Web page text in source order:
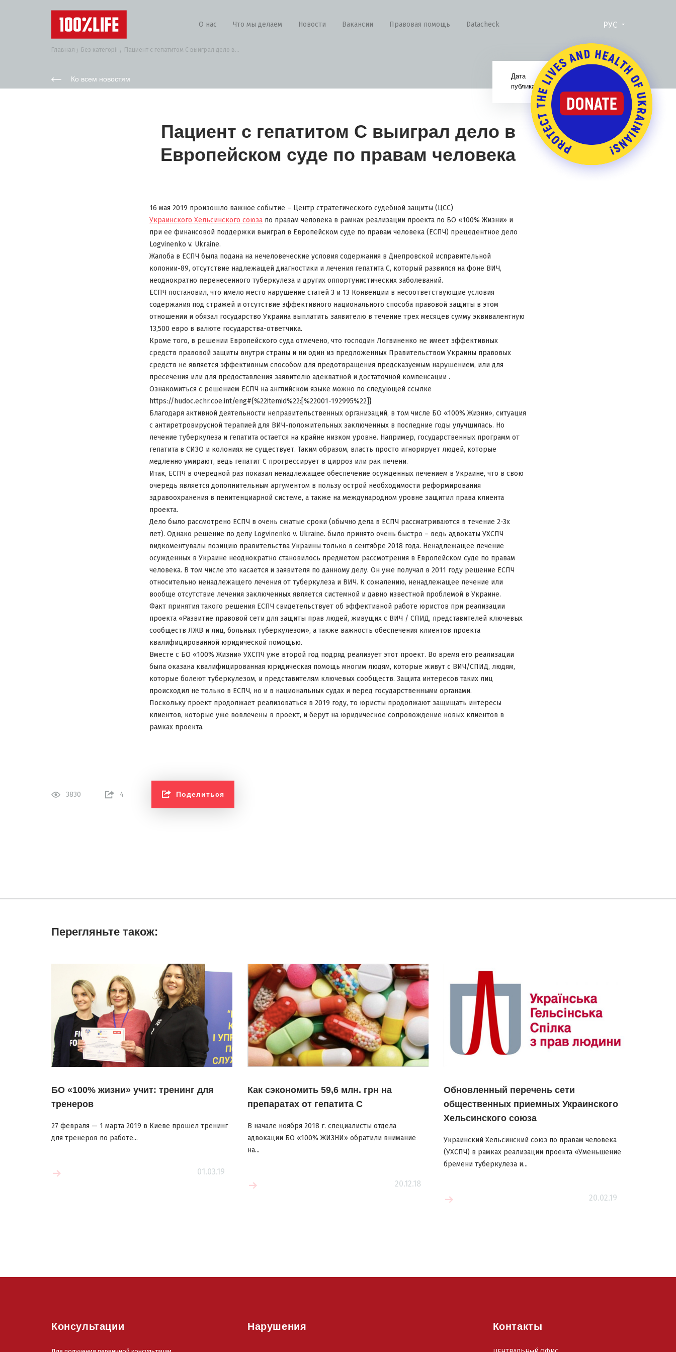
О нас Что мы делаем Новости Вакансии Правовая помощь Datacheck РУС
Главная Без категорії Пациент с гепатитом С выиграл дело в...
Ко всем новостям
Дата
публикации:
Пациент с гепатитом С выиграл дело в
Европейском суде по правам человека
16 мая 2019 произошло важное событие – Центр стратегического судебной защиты (ЦСС)
Украинского Хельсинского союза по правам человека в рамках реализации проекта по БО «100% Жизни» и
при ее финансовой поддержки выиграл в Европейском суде по правам человека (ЕСПЧ) прецедентное дело
Logvinenko v. Ukraine.
Жалоба в ЕСПЧ была подана на нечеловеческие условия содержания в Днепровской исправительной
колонии-89, отсутствие надлежащей диагностики и лечения гепатита С, который развился на фоне ВИЧ,
неоднократно перенесенного туберкулеза и других оппортунистических заболеваний.
ЕСПЧ постановил, что имело место нарушение статей 3 и 13 Конвенции в несоответствующие условия
содержания под стражей и отсутствие эффективного национального способа правовой защиты в этом
отношении и обязал государство Украина выплатить заявителю в течение трех месяцев сумму эквивалентную
13,500 евро в валюте государства-ответчика.
Кроме того, в решении Европейского суда отмечено, что господин Логвиненко не имеет эффективных
средств правовой защиты внутри страны и ни один из предложенных Правительством Украины правовых
средств не является эффективным способом для предотвращения предсказуемым нарушением, или для
пресечения или для предоставления заявителю адекватной и достаточной компенсации .
Ознакомиться с решением ЕСПЧ на английском языке можно по следующей ссылке
https://hudoc.echr.coe.int/eng#{%22itemid%22:[%22001-192995%22]}
Благодаря активной деятельности неправительственных организаций, в том числе БО «100% Жизни», ситуация
с антиретровирусной терапией для ВИЧ-положительных заключенных в последние годы улучшилась. Но
лечение туберкулеза и гепатита остается на крайне низком уровне. Например, государственных программ от
гепатита в СИЗО и колониях не существует. Таким образом, власть просто игнорирует людей, которые
медленно умирают, ведь гепатит С прогрессирует в цирроз или рак печени.
Итак, ЕСПЧ в очередной раз показал ненадлежащее обеспечение осужденных лечением в Украине, что в свою
очередь является дополнительным аргументом в пользу острой необходимости реформирования
здравоохранения в пенитенциарной системе, а также на международном уровне защитил права клиента
проекта.
Дело было рассмотрено ЕСПЧ в очень сжатые сроки (обычно дела в ЕСПЧ рассматриваются в течение 2-3х
лет). Однако решение по делу Logvinenko v. Ukraine. было принято очень быстро – ведь адвокаты УХСПЧ
видкоментувалы позицию правительства Украины только в сентябре 2018 года. Ненадлежащее лечение
осужденных в Украине неоднократно становилось предметом рассмотрения в Европейском суде по правам
человека. В том числе это касается и заявителя по данному делу. Он уже получал в 2011 году решение ЕСПЧ
относительно ненадлежащего лечения от туберкулеза и ВИЧ. К сожалению, ненадлежащее лечение или
вообще отсутствие лечения заключенных является системной и давно известной проблемой в Украине.
Факт принятия такого решения ЕСПЧ свидетельствует об эффективной работе юристов при реализации
проекта «Развитие правовой сети для защиты прав людей, живущих с ВИЧ / СПИД, представителей ключевых
сообществ ЛЖВ и лиц, больных туберкулезом», а также важность обеспечения клиентов проекта
квалифицированной юридической помощью.
Вместе с БО «100% Жизни» УХСПЧ уже второй год подряд реализует этот проект. Во время его реализации
была оказана квалифицированная юридическая помощь многим людям, которые живут с ВИЧ/СПИД, людям,
которые болеют туберкулезом, и представителям ключевых сообществ. Защита интересов таких лиц
происходил не только в ЕСПЧ, но и в национальных судах и перед государственными органами.
Поскольку проект продолжает реализоваться в 2019 году, то юристы продолжают защищать интересы
клиентов, которые уже вовлечены в проект, и берут на юридическое сопровождение новых клиентов в
рамках проекта.
3830 4 Поделиться
Перегляньте також:
БО «100% жизни» учит: тренинг для
тренеров
27 февраля — 1 марта 2019 в Киеве прошел тренинг
для тренеров по работе...
01.03.19
Как сэкономить 59,6 млн. грн на
препаратах от гепатита С
В начале ноября 2018 г. специалисты отдела
адвокации БО «100% ЖИЗНИ» обратили внимание
на...
20.12.18
Обновленный перечень сети
общественных приемных Украинского
Хельсинского союза
Украинский Хельсинский союз по правам человека
(УХСПЧ) в рамках реализации проекта «Уменьшение
бремени туберкулеза и...
20.02.19
Консультации Нарушения Контакты